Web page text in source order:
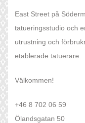
East Street på
tatueringsstudio och
utrustning och
etablerade tatuerare.
Välkommen!
+46 8 702 06 59
Ölandsgatan 50